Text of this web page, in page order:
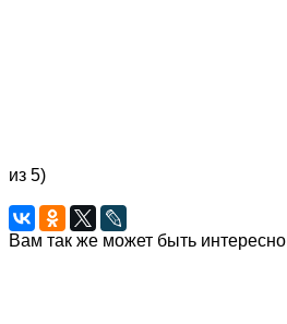
из 5)
Вам так же может быть интересно